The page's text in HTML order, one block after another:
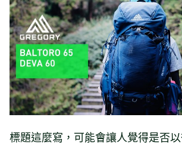
【衣測】Smartwool
的美麗諾羊毛衣
標題這麼寫，可能會讓人覺得是否